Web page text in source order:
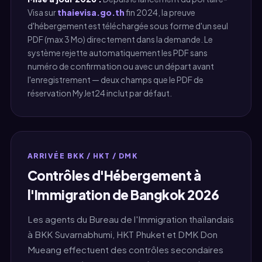
Visa surthaievisa.go.thfin 2024, la preuve
d'hébergement est téléchargée sous forme d'un seul
PDF (max 3 Mo) directement dans la demande. Le
système rejette automatiquement les PDF sans
numéro de confirmation ou avec un départ avant
l'enregistrement — deux champs que le PDF de
réservation MyJet24 inclut par défaut.
ARRIVÉE BKK / HKT / DMK
Contrôles d'Hébergement à
l'Immigration de Bangkok 2026
Les agents du Bureau de l'Immigration thaïlandais
à BKK Suvarnabhumi, HKT Phuket et DMK Don
Mueang effectuent des contrôles secondaires